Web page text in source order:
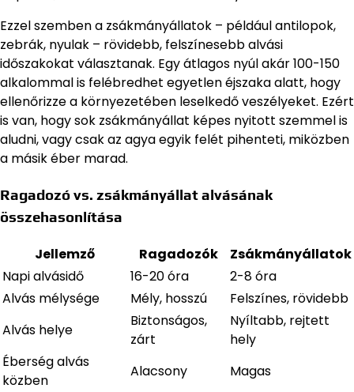
Ezzel szemben a zsákmányállatok – például antilopok,
zebrák, nyulak – rövidebb, felszínesebb alvási
időszakokat választanak. Egy átlagos nyúl akár 100-150
alkalommal is felébredhet egyetlen éjszaka alatt, hogy
ellenőrizze a környezetében leselkedő veszélyeket. Ezért
is van, hogy sok zsákmányállat képes nyitott szemmel is
aludni, vagy csak az agya egyik felét pihenteti, miközben
a másik éber marad.
Ragadozó vs. zsákmányállat alvásának
összehasonlítása
Jellemző Ragadozók
Zsákmányállatok
Napi alvásidő
16-20 óra
2-8 óra
Alvás mélysége
Mély, hosszú
Felszínes, rövidebb
Alvás helye
Biztonságos,
zárt
Nyíltabb, rejtett
hely
Éberség alvás
közben
Alacsony
Magas